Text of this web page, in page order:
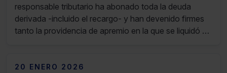
responsable tributario ha abonado toda la deuda
derivada -incluido el recargo- y han devenido firmes
tanto la providencia de apremio en la que se liquidó y
de pago emitido tras el mencionado abono del otro
20 ENERO 2026